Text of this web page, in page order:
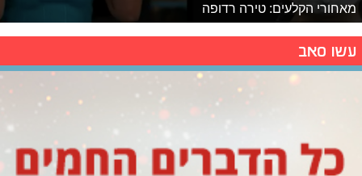
מאחורי הקלעים: טירה רדופה
עשו סאב